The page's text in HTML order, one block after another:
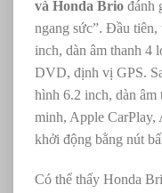
và Honda Brio đánh
ngang sức”. Đầu
inch, dàn âm thanh 4
DVD, định vị GPS.
hình 6.2 inch, dàn âm
minh, Apple
khởi động bằng nút
Có thể thấy Honda